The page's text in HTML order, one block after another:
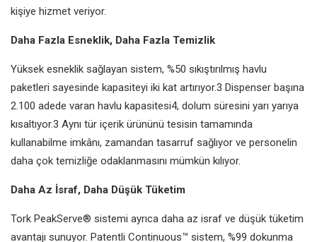
kişiye hizmet veriyor.
Daha Fazla Esneklik, Daha Fazla Temizlik
Yüksek esneklik sağlayan sistem, %50 sıkıştırılmış havlu
paketleri sayesinde kapasiteyi iki kat artırıyor.3 Dispenser başına
2.100 adede varan havlu kapasitesi4, dolum süresini yarı yarıya
kısaltıyor.3 Aynı tür içerik ürününü tesisin tamamında
kullanabilme imkânı, zamandan tasarruf sağlıyor ve personelin
daha çok temizliğe odaklanmasını mümkün kılıyor.
Daha Az İsraf, Daha Düşük Tüketim
Tork PeakServe® sistemi ayrıca daha az israf ve düşük tüketim
avantajı sunuyor. Patentli Continuous™ sistem, %99 dokunma